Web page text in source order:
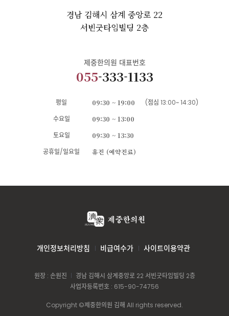
경남 김해시 삼계 중앙로 22
서빈굿타임빌딩 2층
제중한의원 대표번호
055-333-1133
평일 09:30 ~ 19:00
(점심 13:00~ 14:30)
수요일
09:30 ~ 13:00
토요일
09:30 ~ 13:30
공휴일/일요일
휴진 (예약진료)
개인정보처리방침 비급여수가 사이트이용약관
원장 : 손원진
경남 김해시 삼계중앙로 22 서빈굿타임빌딩 2층
사업자등록번호 : 615-90-74756
Copyright ©제중한의원 김해 All rights reserved.